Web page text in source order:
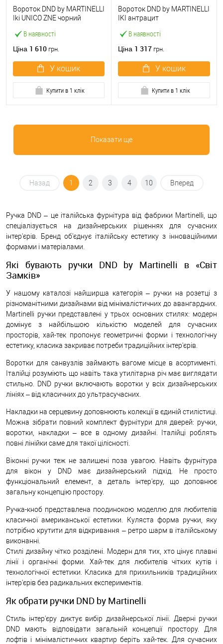
В наявності
Вороток DND by MARTINELLI
Iki UNICO ZNE чорний
Ціна 1 610 грн.
У кошик
Купити в 1 клік
В наявності
Вороток DND by MARTINELLI
IKI антрацит
Ціна 1 317 грн.
У кошик
Купити в 1 клік
Показати ще
Назад 1 2 3 4 10 Вперед
Ручка DND – це італійська фурнітура від фабрики Martinelli, що
спеціалізується на дизайнерських рішеннях для сучасних
інтер'єрів. Бренд об'єднує італійську естетику з інноваційними
формами і матеріалами.
Які бувають ручки DND by Martinelli в «Світ
Замків»
У нашому каталозі найширша категорія – ручки на розетці з
різноманітними дизайнами від мінімалістичних до авангардних.
Martinelli ручки представлені у трьох основних стилях: модерн
домінує з найбільшою кількістю моделей для сучасних
просторів, хай-тек пропонує геометричні форми і технологічну
естетику, класика закриває потреби традиційних інтер'єрів.
Воротки для санвузлів займають вагоме місце в асортименті.
Італійці розуміють що навіть така утилітарна річ має виглядати
стильно. DND ручки включають воротки у всіх дизайнерських
лініях – від класичних до ультрасучасних.
Накладки на серцевину доповнюють колекції в єдиній стилістиці.
Можна зібрати повний комплект фурнітури для дверей: ручки,
воротки, накладки – все в одному дизайні. Італійці роблять
повні лінійки саме для такої цілісності.
Віконні ручки теж не залишені поза увагою. Навіть фурнітура
для вікон у DND має дизайнерський підхід. Не просто
функціональний елемент, а деталь інтер'єру, що доповнює
загальну концепцію простору.
Ручка-кноб представлена поодинокою моделлю для любителів
класичної американської естетики. Куляста форма ручки, яку
потрібно крутити для відкривання – ретро шарм в італійському
виконанні.
Стилі дизайну чітко розділені. Модерн для тих, хто цінує плавні
лінії і органічні форми. Хай-тек для любителів чітких кутів і
технологічної естетики. Класика для прихильників традиційних
інтер'єрів без радикальних експериментів.
Як обрати ручки DND by Martinelli
Стиль інтер'єру диктує вибір дизайнерської лінії. Дверні ручки
DND мають відповідати загальній концепції простору. Для
лофтів і мінімалістичних квартир беріть хай-тек. Для сучасних